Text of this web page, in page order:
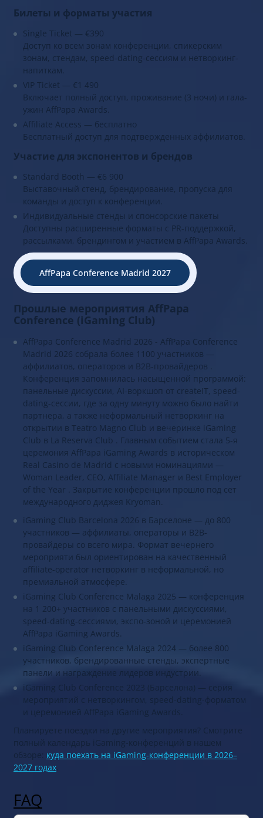
Билеты и форматы участия
Single Ticket — €390
Доступ ко всем зонам конференции, спикерским
зонам, стендам, speed-dating-сессиям и нетворкинг-
напиткам.
VIP Ticket — €1 490
Включает полный доступ, проживание (3 ночи) и гала-
ужин AffPapa Awards.
Affiliate Access — бесплатно
Бесплатный доступ для подтвержденных аффилиатов.
Участие для экспонентов и брендов
Standard Booth — €6 900
Выставочный стенд, брендирование, пропуска для
команды и доступ к конференции.
Индивидуальные стенды и спонсорские пакеты
Доступны расширенные форматы с PR-поддержкой,
рассылками, брендингом и участием в AffPapa Awards.
AffPapa Conference Madrid 2027
Прошлые мероприятия AffPapa
Conference (iGaming Club)
AffPapa Conference Madrid 2026 - AffPapa Conference
Madrid 2026 собрала более 1100 участников —
аффилиатов, операторов и B2B-провайдеров .
Конференция запомнилась насыщенной программой:
панельные дискуссии, AI-воркшоп от createIT, speed-
dating-сессии, где за одну минуту можно было найти
партнера, а также неформальный нетворкинг на
открытии в Teatro Magno Club и вечеринке iGaming
Club в La Reserva Club . Главным событием стала 5-я
церемония AffPapa iGaming Awards в историческом
Real Casino de Madrid с новыми номинациями —
Woman Leader, CEO, Affiliate Manager и Best Employer
of the Year . Закрытие конференции прошло под сет
международного диджея Kryoman.
iGaming Club Barcelona 2026 в Барселоне — до 800
участников — аффилиаты, операторы и B2B-
провайдеры со всего мира. Формат вечернего
мероприяти был ориентирован на качественный
affiliate-operator нетворкинг в неформальной, но
премиальной атмосфере.
iGaming Club Conference Malaga 2025 — конференция
на 1 200+ участников с панельными дискуссиями,
speed-dating-сессиями, экспо-зоной и церемонией
AffPapa iGaming Awards.
iGaming Club Conference Malaga 2024 — более 800
участников, брендированные стенды, экспертные
панели и награждение лидеров индустрии.
iGaming Club Conference 2023 (Барселона) — серия
мероприятий с нетворкингом, speed-dating-форматом
и церемонией AffPapa iGaming Awards.
Планируете поездки на другие мероприятия? Смотрите
полный календарь iGaming-конференций в нашем
обзоре: куда поехать на iGaming-конференции в 2026–
2027 годах
FAQ